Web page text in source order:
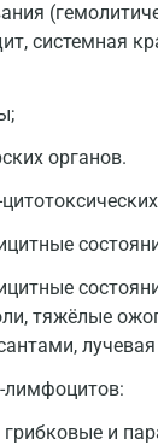
системная
органов.
тяжёлые
лимфоцитов:
и